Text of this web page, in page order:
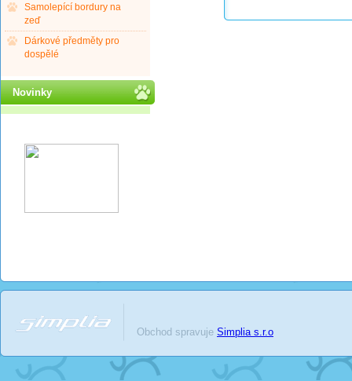
Samolepící bordury na
zeď
Dárkové předměty pro
dospělé
Novinky
Obchod spravuje Simplia s.r.o